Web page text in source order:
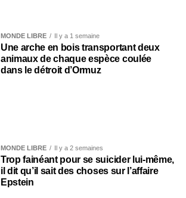
MONDE LIBRE Il y a 1 semaine
Une arche en bois transportant deux
animaux de chaque espèce coulée
dans le détroit d’Ormuz
MONDE LIBRE Il y a 2 semaines
Trop fainéant pour se suicider lui-même,
il dit qu’il sait des choses sur l’affaire
Epstein